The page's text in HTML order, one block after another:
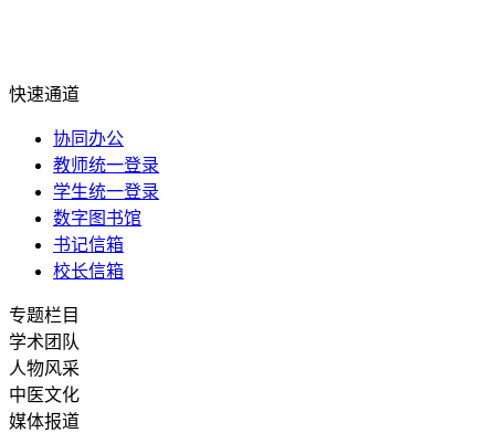
快速通道
协同办公
教师统一登录
学生统一登录
数字图书馆
书记信箱
校长信箱
专题栏目
学术团队
人物风采
中医文化
媒体报道